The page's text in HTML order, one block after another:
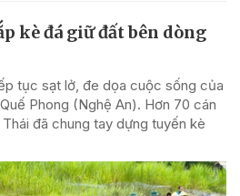
kè đá giữ đất bên dòng
tục sạt lở, đe dọa cuộc sống của
Phong (Nghệ An). Hơn 70 cán
đã chung tay dựng tuyến kè